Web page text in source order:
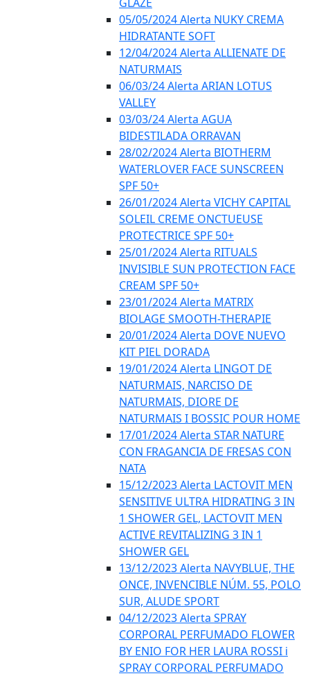
05/05/2024 Alerta NUKY CREMA
HIDRATANTE SOFT
12/04/2024 Alerta ALLIENATE DE
NATURMAIS
06/03/24 Alerta ARIAN LOTUS
VALLEY
03/03/24 Alerta AGUA
BIDESTILADA ORRAVAN
28/02/2024 Alerta BIOTHERM
WATERLOVER FACE SUNSCREEN
SPF 50+
26/01/2024 Alerta VICHY CAPITAL
SOLEIL CREME ONCTUEUSE
PROTECTRICE SPF 50+
25/01/2024 Alerta RITUALS
INVISIBLE SUN PROTECTION FACE
CREAM SPF 50+
23/01/2024 Alerta MATRIX
BIOLAGE SMOOTH-THERAPIE
20/01/2024 Alerta DOVE NUEVO
KIT PIEL DORADA
19/01/2024 Alerta LINGOT DE
NATURMAIS, NARCISO DE
NATURMAIS, DIORE DE
NATURMAIS I BOSSIC POUR HOME
17/01/2024 Alerta STAR NATURE
CON FRAGANCIA DE FRESAS CON
NATA
15/12/2023 Alerta LACTOVIT MEN
SENSITIVE ULTRA HIDRATING 3 IN
1 SHOWER GEL, LACTOVIT MEN
ACTIVE REVITALIZING 3 IN 1
SHOWER GEL
13/12/2023 Alerta NAVYBLUE, THE
ONCE, INVENCIBLE NÚM. 55, POLO
SUR, ALUDE SPORT
04/12/2023 Alerta SPRAY
CORPORAL PERFUMADO FLOWER
BY ENIO FOR HER LAURA ROSSI i
SPRAY CORPORAL PERFUMADO